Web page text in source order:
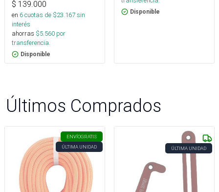
$ 139.000
en 6cuotas de $23.167sin
interés
ahorras $5.560 por
transferencia.
Disponible
Disponible
Últimos Comprados
ENVÍOGRATIS
ÚLTIMA UNIDAD
ÚLTIMA UNIDAD